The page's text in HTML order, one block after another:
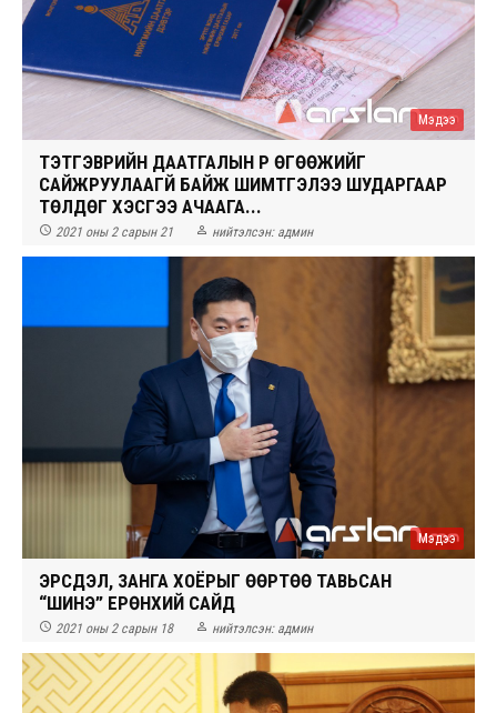
Мэдээ
ТЭТГЭВРИЙН ДААТГАЛЫН ҮР ӨГӨӨЖИЙГ
САЙЖРУУЛААГҮЙ БАЙЖ ШИМТГЭЛЭЭ ШУДАРГААР
ТӨЛДӨГ ХЭСГЭЭ АЧААГА...
 2021 оны 2 сарын 21  нийтэлсэн: админ
Мэдээ
ЭРСДЭЛ, ЗАНГА ХОЁРЫГ ӨӨРТӨӨ ТАВЬСАН
“ШИНЭ” ЕРӨНХИЙ САЙД
 2021 оны 2 сарын 18  нийтэлсэн: админ